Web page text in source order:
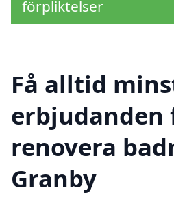
förpliktelser
Få alltid
erbjudanden
renovera
Granby